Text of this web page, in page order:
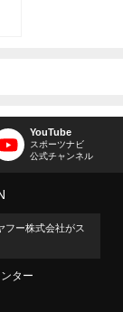
YouTube
スポーツナビ
公式チャンネル
フー株式会社がス
ター